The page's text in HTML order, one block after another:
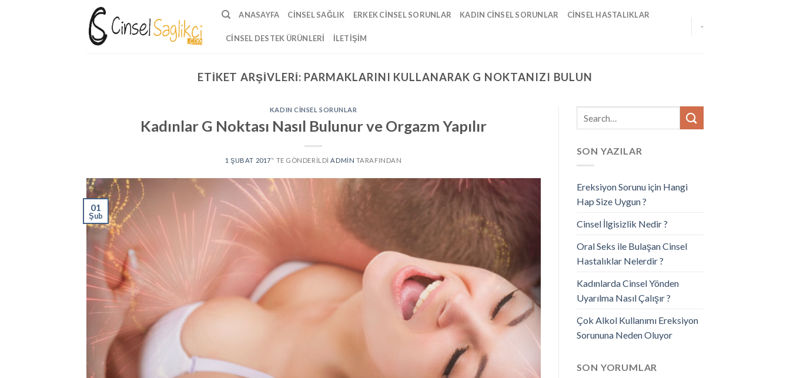
ANASAYFA CINSEL SAĞLIK ERKEK CINSEL SORUNLAR KADIN CINSEL SORUNLAR CINSEL HASTALIKLAR
CINSEL DESTEK ÜRÜNLERI İLETIŞIM
-
ETIKET ARŞIVLERI: PARMAKLARINI KULLANARAK G NOKTANIZI BULUN
KADIN CINSEL SORUNLAR
Kadınlar G Noktası Nasıl Bulunur ve Orgazm Yapılır
1 ŞUBAT 2017’' TE GÖNDERILDI ADMIN TARAFINDAN
01
Şub
SON YAZILAR
Ereksiyon Sorunu için Hangi
Hap Size Uygun ?
Cinsel İlgisizlik Nedir ?
Oral Seks ile Bulaşan Cinsel
Hastalıklar Nelerdir ?
Kadınlarda Cinsel Yönden
Uyarılma Nasıl Çalışır ?
Çok Alkol Kullanımı Ereksiyon
Sorununa Neden Oluyor
SON YORUMLAR